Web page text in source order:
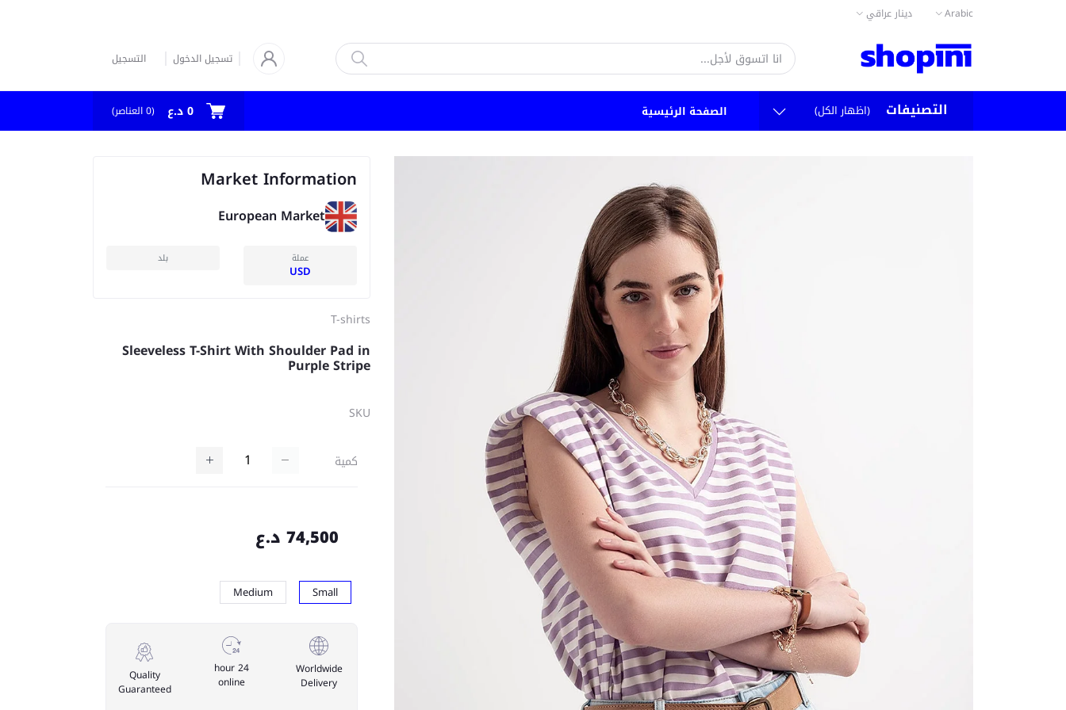
Arabic دينار عراقي
تسجيل الدخول التسجيل
التصنيفات (اظهار الكل) الصفحة الرئيسية 0 د.ع (
0العناصر)
Market Information
European Market
عملة
USD
بلد
T-shirts
Sleeveless T-Shirt With Shoulder Pad in
Purple Stripe
SKU
كمية
74,500 د.ع
Small
Medium
Worldwide
Delivery
24 hour
online
Quality
Guaranteed